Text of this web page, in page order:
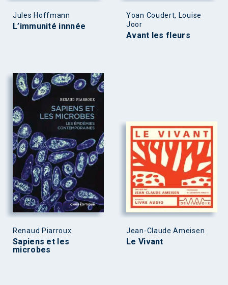
Jules Hoffmann
L’immunité innnée
Yoan Coudert, Louise
Joor
Avant les fleurs
Renaud Piarroux
Sapiens et les
microbes
Jean-Claude Ameisen
Le Vivant